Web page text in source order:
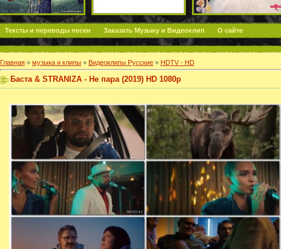
Тексты и переводы песен Заказать Музыку и Видеоклип О сайте
Главная » музыка и клипы » Видеоклипы Русские » HDTV - HD
Баста & STRANIZA - Не пара (2019) HD 1080p